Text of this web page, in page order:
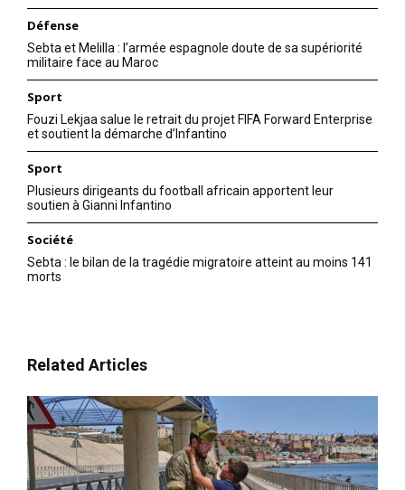
Défense
Sebta et Melilla : l’armée espagnole doute de sa supériorité
militaire face au Maroc
Sport
Fouzi Lekjaa salue le retrait du projet FIFA Forward Enterprise
et soutient la démarche d’Infantino
Sport
Plusieurs dirigeants du football africain apportent leur
soutien à Gianni Infantino
Société
Sebta : le bilan de la tragédie migratoire atteint au moins 141
morts
Related Articles